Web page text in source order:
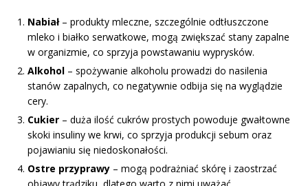
Nabiał– produkty mleczne, szczególnie odtłuszczone
mleko i białko serwatkowe, mogą zwiększać stany zapalne
w organizmie, co sprzyja powstawaniu wyprysków.
Alkohol – spożywanie alkoholu prowadzi do nasilenia
stanów zapalnych, co negatywnie odbija się na wyglądzie
cery.
Cukier – duża ilość cukrów prostych powoduje gwałtowne
skoki insuliny we krwi, co sprzyja produkcji sebum oraz
pojawianiu się niedoskonałości.
Ostre przyprawy – mogą podrażniać skórę i zaostrzać